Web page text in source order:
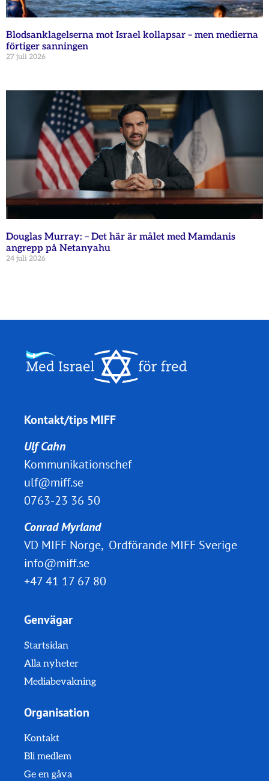
Blodsanklagelserna mot Israel kollapsar – men medierna
förtiger sanningen
27 juli 2026
Douglas Murray: – Det här är målet med Mamdanis
angrepp på Netanyahu
24 juli 2026
Kontakt/tips MIFF
Ulf Cahn
Kommunikationschef
ulf@miff.se
0763-23 36 50
Conrad Myrland
VD MIFF Norge, Ordförande MIFF Sverige
info@miff.se
+47 41 17 67 80
Genvägar
Startsidan
Alla nyheter
Mediabevakning
Organisation
Kontakt
Bli medlem
Ge en gåva